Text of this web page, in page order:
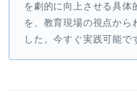
を劇的に向上させる具体
を、教育現場の視点から
した。今すぐ実践可能で